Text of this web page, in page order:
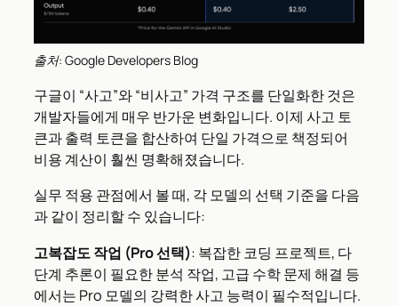
출처: Google Developers Blog
구글이 “사고”와 “비사고” 가격 구조를 단일화한 것은
개발자들에게 매우 반가운 변화입니다. 이제 사고 토
큰과 출력 토큰을 합산하여 단일 가격으로 책정되어
비용 계산이 훨씬 명확해졌습니다.
실무 적용 관점에서 볼 때, 각 모델의 선택 기준을 다음
과 같이 정리할 수 있습니다:
고복잡도 작업 (Pro 선택): 복잡한 코딩 프로젝트, 다
단계 추론이 필요한 분석 작업, 고급 수학 문제 해결 등
에서는 Pro 모델의 강력한 사고 능력이 필수적입니다.